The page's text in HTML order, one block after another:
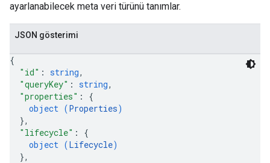
ayarlanabilecek meta veri türünü tanımlar.
JSON gösterimi
{
"id" : string,
"queryKey" : string,
"properties" : {
object (Properties)
},
"lifecycle" : {
object (Lifecycle)
},